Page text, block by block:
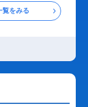
覧をみる